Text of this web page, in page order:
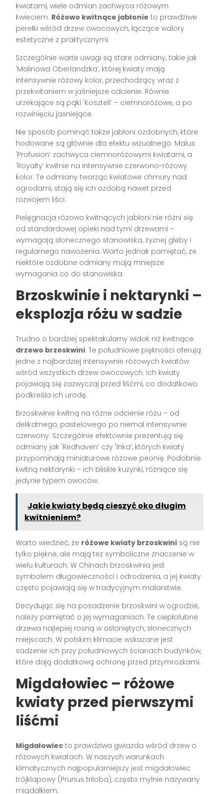
kwiatami, wiele odmian zachwyca różowym
kwieciem. Różowo kwitnące jabłonie to prawdziwe
perełki wśród drzew owocowych, łączące walory
estetyczne z praktycznymi.
Szczególnie warte uwagi są stare odmiany, takie jak
'Malinowa Oberlandzka’, której kwiaty mają
intensywnie różowy kolor, przechodzący wraz z
przekwitaniem w jaśniejsze odcienie. Równie
urzekające są pąki 'Koszteli’ – ciemnoróżowe, a po
rozwinięciu jasniejące.
Nie sposób pominąć także jabłoni ozdobnych, które
hodowane są głównie dla efektu wizualnego. Malus
'Profusion’ zachwyca ciemnoróżowymi kwiatami, a
'Royalty’ kwitnie na intensywnie czerwono-różowy
kolor. Te odmiany tworząc kwiatowe chmury nad
ogrodami, stają się ich ozdobą nawet przed
rozwojem liści.
Pielęgnacja różowo kwitnących jabłoni nie różni się
od standardowej opieki nad tymi drzewami –
wymagają słonecznego stanowiska, żyznej gleby i
regularnego nawożenia. Warto jednak pamiętać, że
niektóre ozdobne odmiany mają mniejsze
wymagania co do stanowiska.
Brzoskwinie i nektarynki –
eksplozja różu w sadzie
Trudno o bardziej spektakularny widok niż kwitnące
drzewo brzoskwini. Te południowe piękności oferują
jedne z najbardziej intensywnie różowych kwiatów
wśród wszystkich drzew owocowych. Ich kwiaty
pojawiają się zazwyczaj przed liśćmi, co dodatkowo
podkreśla ich urodę.
Brzoskwinie kwitną na różne odcienie różu – od
delikatnego, pastelowego po niemal intensywnie
czerwony. Szczególnie efektownie prezentują się
odmiany jak 'Redhaven’ czy 'Inka’, których kwiaty
przypominają miniaturowe różowe peonię. Podobnie
kwitną nektarynki – ich bliskie kuzynki, różniące się
jedynie typem owoców.
Jakie kwiaty będą cieszyć oko długim
kwitnieniem?
Warto wiedzieć, że różowe kwiaty brzoskwini są nie
tylko piękne, ale mają też symboliczne znaczenie w
wielu kulturach. W Chinach brzoskwinia jest
symbolem długowieczności i odrodzenia, a jej kwiaty
często pojawiają się w tradycyjnym malarstwie.
Decydując się na posadzenie brzoskwini w ogrodzie,
należy pamiętać o jej wymaganiach. Te ciepłolubne
drzewa najlepiej rosną w osłoniętych, słonecznych
miejscach. W polskim klimacie wskazane jest
sadzenie ich przy południowych ścianach budynków,
które dają dodatkową ochronę przed przymrozkami.
Migdałowiec – różowe
kwiaty przed pierwszymi
liśćmi
Migdałowiec to prawdziwa gwiazda wśród drzew o
różowych kwiatach. W naszych warunkach
klimatycznych najpopularniejszy jest migdałowiec
trójklapowy (Prunus triloba), często mylnie nazywany
migdałkiem.